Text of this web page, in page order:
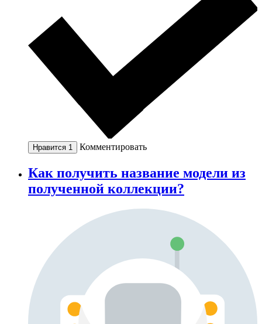
Нравится 1 Комментировать
Как получить название модели из
полученной коллекции?